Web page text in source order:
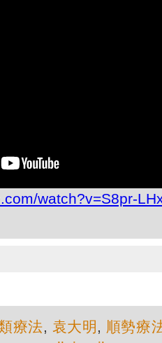
watch?v=S8pr-
療法, 袁大明 , 順勢療